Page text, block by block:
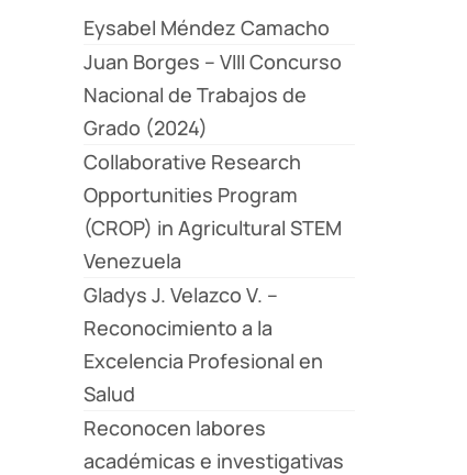
Eysabel Méndez Camacho
Juan Borges – VIII Concurso
Nacional de Trabajos de
Grado (2024)
Collaborative Research
Opportunities Program
(CROP) in Agricultural STEM
Venezuela
Gladys J. Velazco V. –
Reconocimiento a la
Excelencia Profesional en
Salud
Reconocen labores
académicas e investigativas